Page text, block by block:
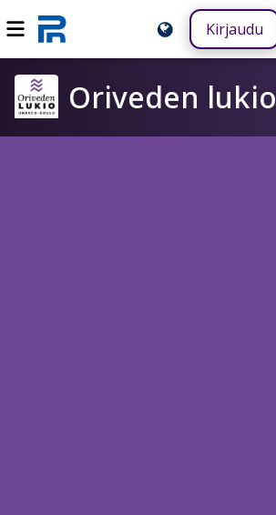
Kirjaudu
Oriveden lukio